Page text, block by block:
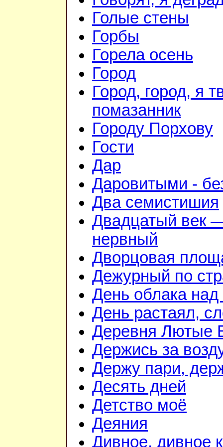
Голые стены
Горбы
Горела осень
Город
Город, город, я
помазанник
Городу Порхову
Гости
Дар
Даровитыми -
Два семистишия
Двадцатый век
нервный
Дворцовая
Дежурный по
День облака
День растаял,
Деревня Лютые
Держись за
Держу пари,
Десять дней
Детство моё
Деяния
Дивное, дивное